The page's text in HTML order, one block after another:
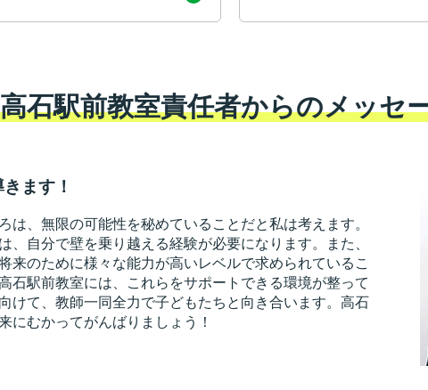
高石駅前教室責任者からのメッセ
ます！
は、無限の可能性を秘めていることだと私は考えます。
、自分で壁を乗り越える経験が必要になります。また、
来のために様々な能力が高いレベルで求められているこ
石駅前教室には、これらをサポートできる環境が整って
けて、教師一同全力で子どもたちと向き合います。高石
にむかってがんばりましょう！